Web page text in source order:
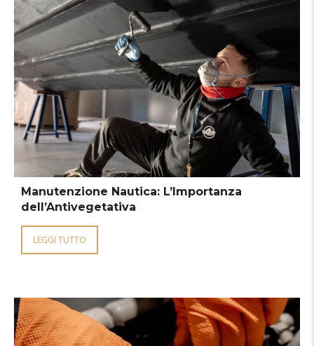
Manutenzione Nautica: L’Importanza
dell’Antivegetativa
LEGGI TUTTO